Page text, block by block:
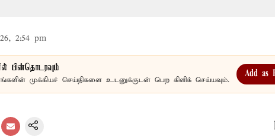
2:54 pm
பின்தொடரவும்
முக்கியச் செய்திகளை உடனுக்குடன் பெற கிளிக் செய்யவும்.
Add as